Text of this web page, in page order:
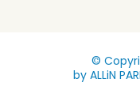
©
by ALLiN